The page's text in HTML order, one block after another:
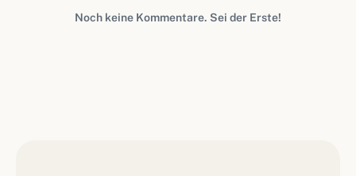
Noch keine Kommentare. Sei der Erste!